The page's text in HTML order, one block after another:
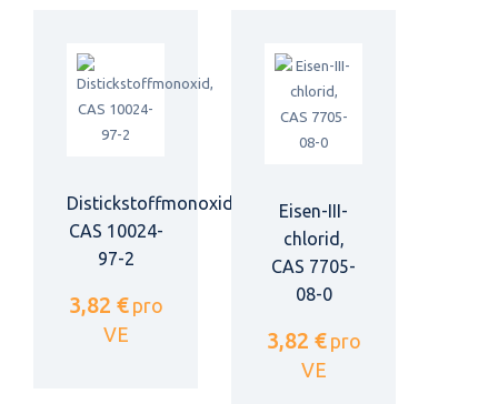
Distickstoffmonoxid,
CAS 10024-
97-2
3,82 € pro
VE
Eisen-III-
chlorid,
CAS 7705-
08-0
3,82 € pro
VE